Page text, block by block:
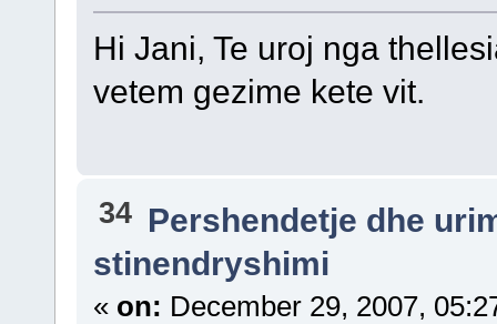
Hi Jani, Te uroj nga
vetem gezime kete vit.
34 Pershendetje dhe
stinendryshimi
« on: December 29, 2007,